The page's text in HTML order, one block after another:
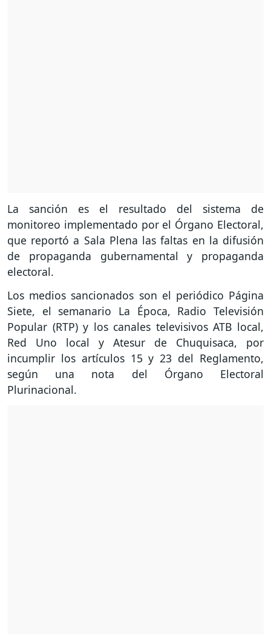
La sanción es el resultado del sistema de
monitoreo implementado por el Órgano Electoral,
que reportó a Sala Plena las faltas en la difusión
de propaganda gubernamental y propaganda
electoral.
Los medios sancionados son el periódico Página
Siete, el semanario La Época, Radio Televisión
Popular (RTP) y los canales televisivos ATB local,
Red Uno local y Atesur de Chuquisaca, por
incumplir los artículos 15 y 23 del Reglamento,
según una nota del Órgano Electoral
Plurinacional.